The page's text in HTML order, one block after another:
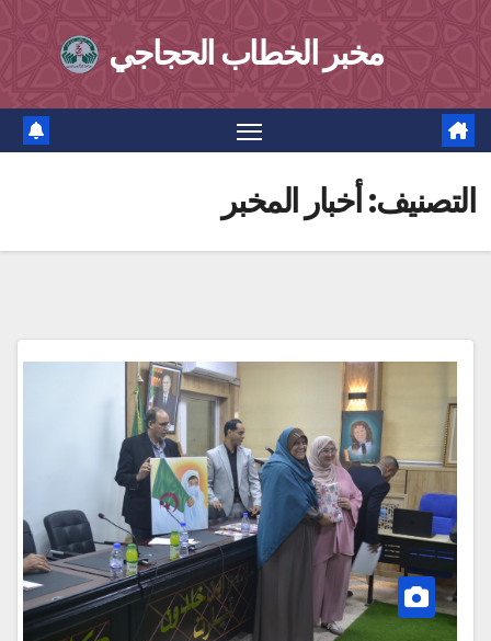
مخبر الخطاب الحجاجي
التصنيف: أخبار المخبر